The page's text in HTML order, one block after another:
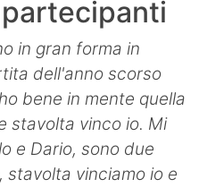
in gran forma in
dell'anno scorso
bene in mente quella
stavolta vinco io. Mi
e Dario, sono due
stavolta vinciamo io e